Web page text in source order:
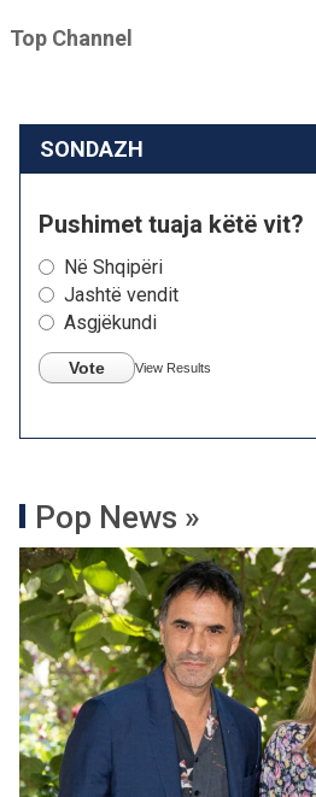
Top Channel
SONDAZH
Pushimet tuaja këtë vit?
Në Shqipëri
Jashtë vendit
Asgjëkundi
Vote View Results
Pop News »